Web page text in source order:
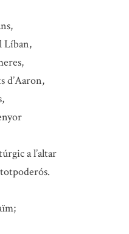
Líban,
d’Aaron,
a l’altar